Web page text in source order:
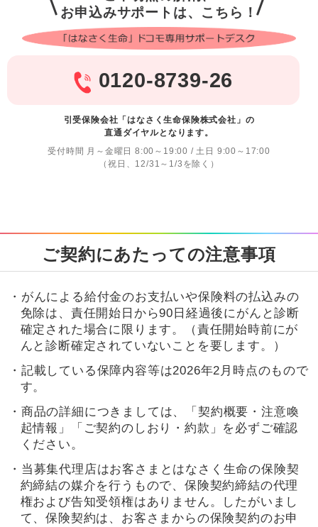
お申込みサポートは、こちら！
0120-8739-26
引受保険会社「はなさく生命保険株式会社」の
直通ダイヤルとなります。
受付時間 月～金曜日 8:00～19:00 / 土日 9:00～17:00
（祝日、12/31～1/3を除く）
ご契約にあたっての注意事項
・がんによる給付金のお支払いや保険料の払込みの
免除は、責任開始日から90日経過後にがんと診断
確定された場合に限ります。（責任開始時前にが
んと診断確定されていないことを要します。）
・記載している保障内容等は2026年2月時点のもので
す。
・商品の詳細につきましては、「契約概要・注意喚
起情報」「ご契約のしおり・約款」を必ずご確認
ください。
・当募集代理店はお客さまとはなさく生命の保険契
約締結の媒介を行うもので、保険契約締結の代理
権および告知受領権はありません。したがいまし
て、保険契約は、お客さまからの保険契約のお申